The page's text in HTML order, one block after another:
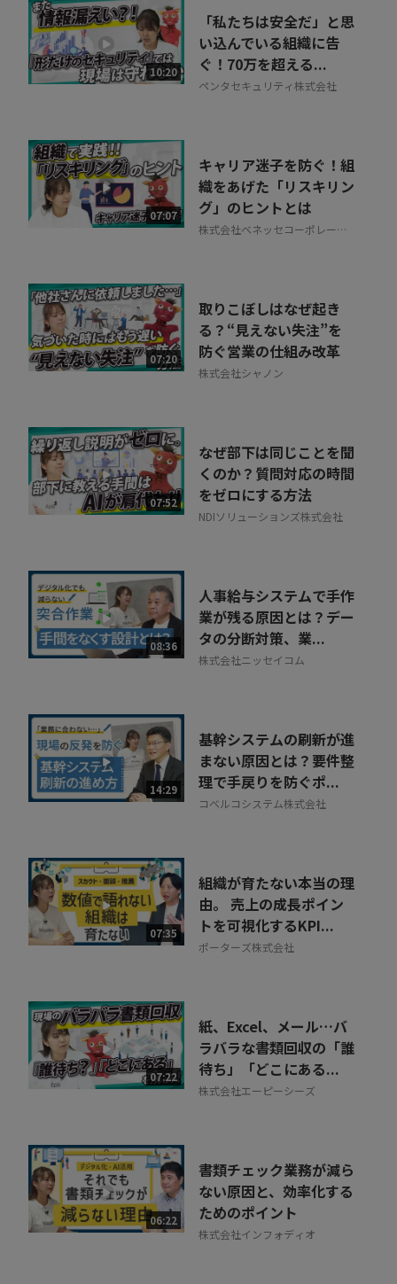
10:20
「私たちは安全だ」と思
い込んでいる組織に告
ぐ！70万を超える...
ペンタセキュリティ株式会社
07:07
キャリア迷子を防ぐ！組
織をあげた「リスキリン
グ」のヒントとは
株式会社ベネッセコーポレーシ
07:20
取りこぼしはなぜ起き
る？“見えない失注”を
防ぐ営業の仕組み改革
株式会社シャノン
07:52
なぜ部下は同じことを聞
くのか？質問対応の時間
をゼロにする方法
NDIソリューションズ株式会社
08:36
人事給与システムで手作
業が残る原因とは？デー
タの分断対策、業...
株式会社ニッセイコム
14:29
基幹システムの刷新が進
まない原因とは？要件整
理で手戻りを防ぐポ...
コベルコシステム株式会社
07:35
組織が育たない本当の理
由。 売上の成長ポイン
トを可視化するKPI...
ポーターズ株式会社
07:22
紙、Excel、メール…バ
ラバラな書類回収の「誰
待ち」「どこにある...
株式会社エーピーシーズ
06:22
書類チェック業務が減ら
ない原因と、効率化する
ためのポイント
株式会社インフォディオ